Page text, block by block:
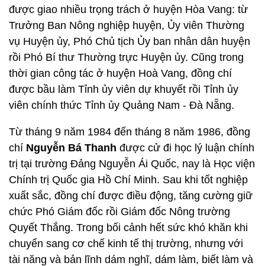
được giao nhiều trọng trách ở huyện Hòa Vang: từ
Trưởng Ban Nông nghiệp huyện, Ủy viên Thường
vụ Huyện ủy, Phó Chủ tịch Ủy ban nhân dân huyện
rồi Phó Bí thư Thường trực Huyện ủy. Cũng trong
thời gian công tác ở huyện Hoà Vang, đồng chí
được bầu làm Tỉnh ủy viên dự khuyết rồi Tỉnh ủy
viên chính thức Tỉnh ủy Quảng Nam - Đà Nẵng.
Từ tháng 9 năm 1984 đến tháng 8 năm 1986, đồng
chí Nguyễn Bá Thanh được cử đi học lý luận chính
trị tại trường Đảng Nguyễn Ái Quốc, nay là Học viện
Chính trị Quốc gia Hồ Chí Minh. Sau khi tốt nghiệp
xuất sắc, đồng chí được điều động, tăng cường giữ
chức Phó Giám đốc rồi Giám đốc Nông trường
Quyết Thắng. Trong bối cảnh hết sức khó khăn khi
chuyển sang cơ chế kinh tế thị trường, nhưng với
tài năng và bản lĩnh dám nghĩ, dám làm, biết làm và